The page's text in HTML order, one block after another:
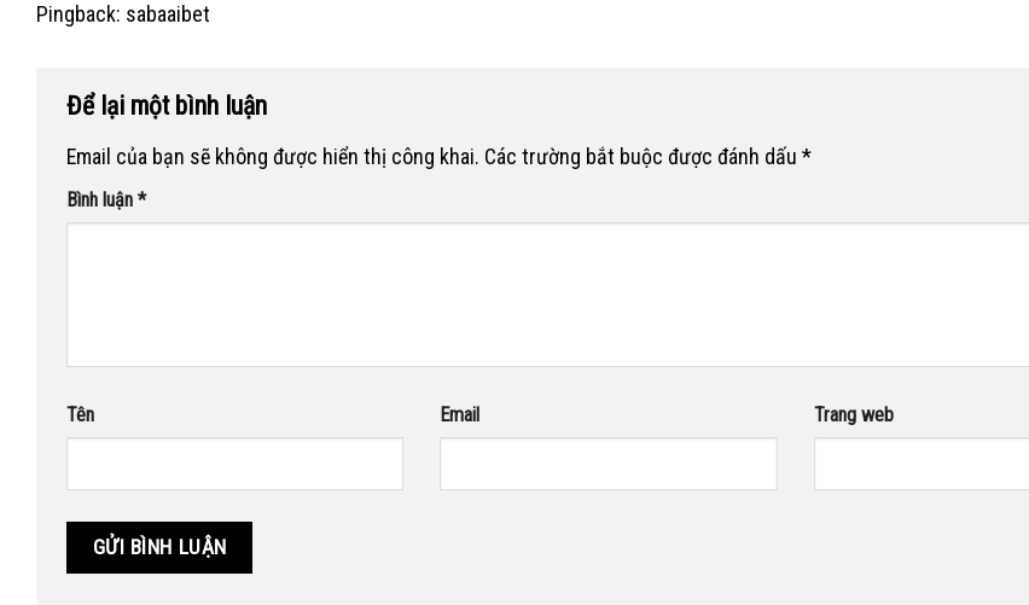
Pingback: sabaaibet
Để lại một bình luận
Email của bạn sẽ không được hiển thị công khai. Các trường bắt buộc được đánh dấu *
Bình luận *
Tên Email Trang web